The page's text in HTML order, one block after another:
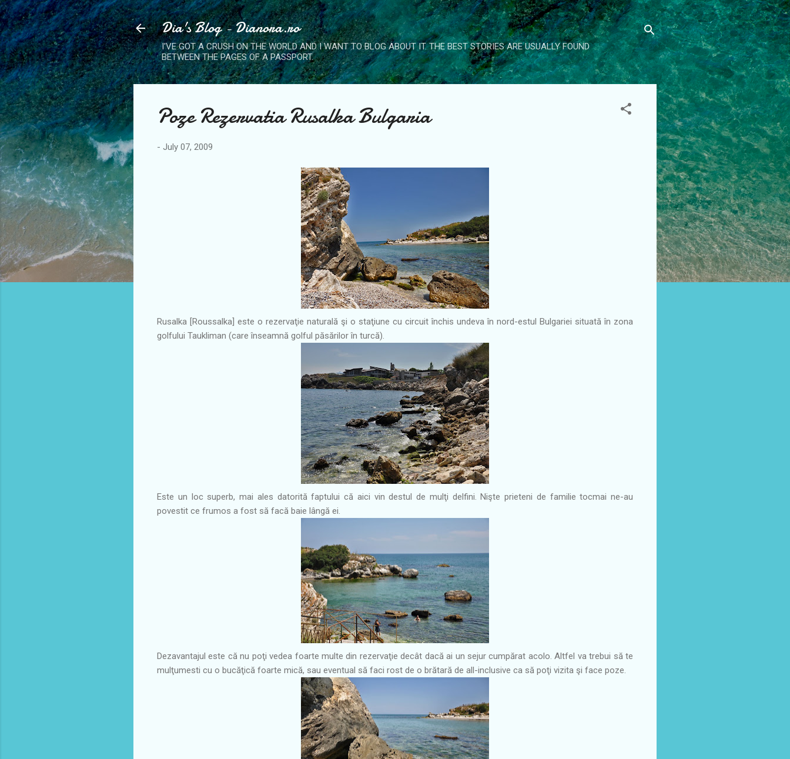
Skip to main content
Dia's Blog - Dianora.ro
I'VE GOT A CRUSH ON THE WORLD AND I WANT TO BLOG ABOUT IT. THE BEST STORIES ARE USUALLY FOUND
BETWEEN THE PAGES OF A PASSPORT.
Poze Rezervatia Rusalka Bulgaria
- July 07, 2009
Rusalka [Roussalka] este o rezervaţie naturală şi o staţiune cu circuit închis undeva în nord-estul Bulgariei situată în zona
golfului Taukliman (care înseamnă golful păsărilor în turcă).
Este un loc superb, mai ales datorită faptului că aici vin destul de mulţi delfini. Nişte prieteni de familie tocmai ne-au
povestit ce frumos a fost să facă baie lângă ei.
Dezavantajul este că nu poţi vedea foarte multe din rezervaţie decât dacă ai un sejur cumpărat acolo. Altfel va trebui să te
mulţumesti cu o bucăţică foarte mică, sau eventual să faci rost de o brătară de all-inclusive ca să poţi vizita şi face poze.